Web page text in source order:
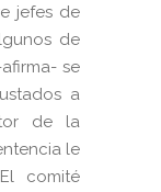
jefes de
de
se
a
de la
le
comité